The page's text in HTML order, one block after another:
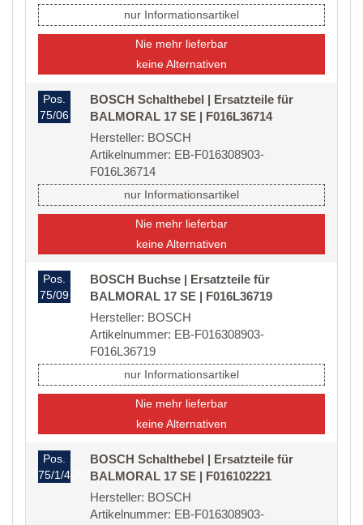
nur Informationsartikel
Nie mehr lieferbar
keine Alternativen
Pos.
75/06
BOSCH Schalthebel | Ersatzteile für
BALMORAL 17 SE | F016L36714
Hersteller: BOSCH
Artikelnummer: EB-F016308903-
F016L36714
nur Informationsartikel
Nie mehr lieferbar
keine Alternativen
Pos.
75/09
BOSCH Buchse | Ersatzteile für
BALMORAL 17 SE | F016L36719
Hersteller: BOSCH
Artikelnummer: EB-F016308903-
F016L36719
nur Informationsartikel
Nie mehr lieferbar
keine Alternativen
Pos.
75/1/40/08
BOSCH Schalthebel | Ersatzteile für
BALMORAL 17 SE | F016102221
Hersteller: BOSCH
Artikelnummer: EB-F016308903-